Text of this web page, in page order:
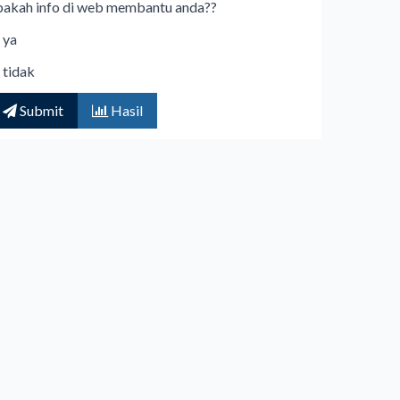
info di web membantu anda??
ya
tidak
Submit Hasil